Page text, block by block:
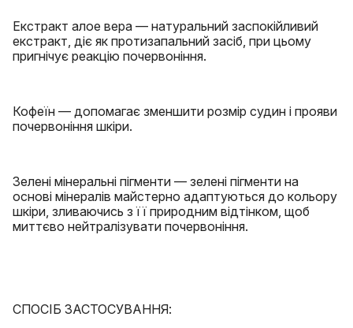
Екстракт алое вера — натуральний заспокійливий
екстракт, діє як протизапальний засіб, при цьому
пригнічує реакцію почервоніння.
Кофеїн — допомагає зменшити розмір судин і прояви
почервоніння шкіри.
Зелені мінеральні пігменти — зелені пігменти на
основі мінералів майстерно адаптуються до кольору
шкіри, зливаючись з її природним відтінком, щоб
миттєво нейтралізувати почервоніння.
СПОСІБ ЗАСТОСУВАННЯ: